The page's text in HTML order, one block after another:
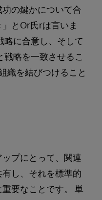
の鍵かについて合
とOr氏rは言いま
略に合意し、そして
略を一致させるこ
織を結びつけること
プにとって、関連
し、それを標準的
要なことです。 単